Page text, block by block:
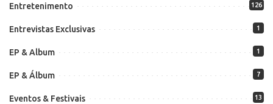
Entretenimento 126
Entrevistas Exclusivas 1
EP & Album 1
EP & Álbum 7
Eventos & Festivais 13